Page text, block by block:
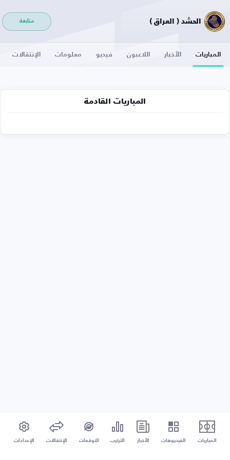
الحشد ( العراق ) متابعة
المباريات الأخبار اللاعبون فيديو معلومات الإنتقالات
المباريات القادمة
المباريات الفيديوهات الأخبار الترتيب التوقعات الإنتقالات الإعدادات